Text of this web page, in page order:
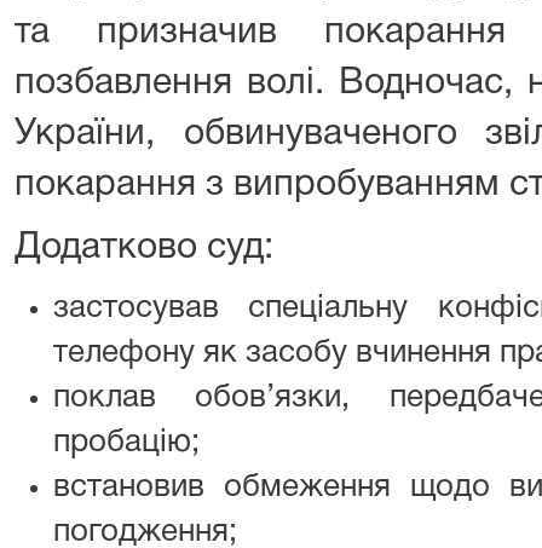
та призначив
позбавлення волі. Водночас,
України, обвинуваченого
покарання з випробуванням
Додатково суд:
застосував спеціальну
телефону як засобу вчинення
поклав обов’язки,
пробацію;
встановив обмеження щодо
погодження;